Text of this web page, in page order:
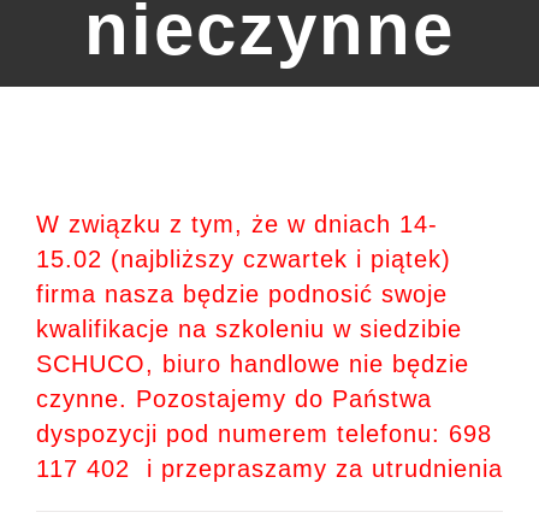
nieczynne
W związku z tym, że w dniach 14-
15.02 (najbliższy czwartek i piątek)
firma nasza będzie podnosić swoje
kwalifikacje na szkoleniu w siedzibie
SCHUCO, biuro handlowe nie będzie
czynne. Pozostajemy do Państwa
dyspozycji pod numerem telefonu: 698
117 402 i przepraszamy za utrudnienia